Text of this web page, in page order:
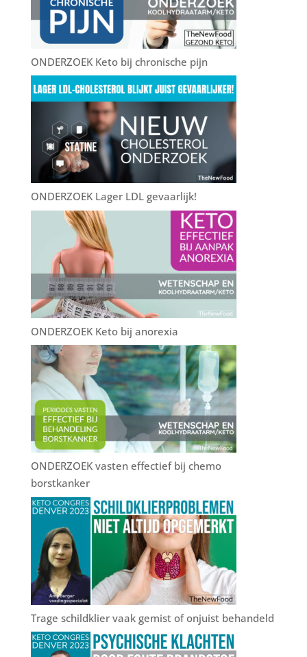
k
ONDERZOEK Keto bij chronische pijn
ONDERZOEK Lager LDL gevaarlijk!
ONDERZOEK Keto bij anorexia
ONDERZOEK vasten effectief bij chemo
borstkanker
Trage schildklier vaak gemist of onjuist behandeld